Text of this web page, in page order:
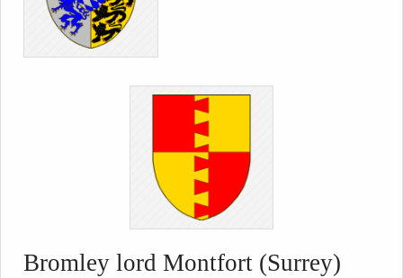
Bromley lord Montfort (Surrey)